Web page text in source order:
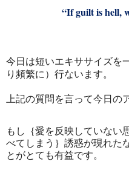
“If guilt is hell,
今日は短いエキササイズを
り頻繁に）行ないます。
上記の質問を言って今日の
もし｛愛を反映していない
べてしまう｝誘惑が現れた
とがとても有益です。